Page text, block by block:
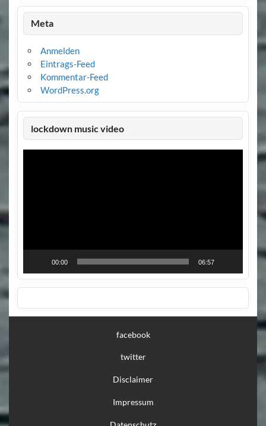
Meta
Anmelden
Eintrags-Feed
Kommentar-Feed
WordPress.org
lockdown music video
Video-
00:00 06:57
facebook
twitter
Disclaimer
Impressum